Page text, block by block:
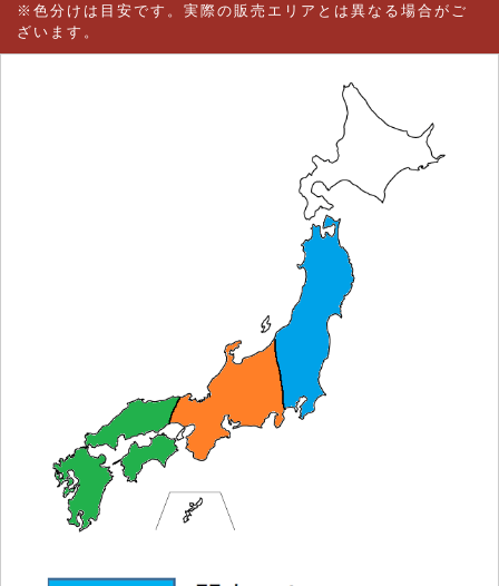
※色分けは目安です。実際の販売エリアとは異なる場合がご
ざいます。